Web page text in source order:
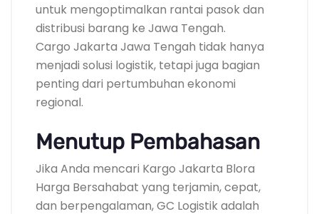
untuk mengoptimalkan rantai pasok dan
distribusi barang ke Jawa Tengah.
Cargo Jakarta Jawa Tengah tidak hanya
menjadi solusi logistik, tetapi juga bagian
penting dari pertumbuhan ekonomi
regional.
Menutup Pembahasan
Jika Anda mencari Kargo Jakarta Blora
Harga Bersahabat yang terjamin, cepat,
dan berpengalaman, GC Logistik adalah